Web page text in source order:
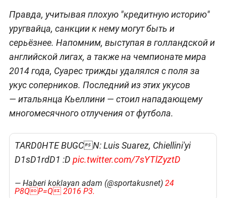
Правда, учитывая плохую "кредитную историю"
уругвайца, санкции к нему могут быть и
серьёзнее. Напомним, выступая в голландской и
английской лигах, а также на чемпионате мира
2014 года, Суарес трижды удалялся с поля за
укус соперников. Последний из этих укусов
— итальянца Кьеллини — стоил нападающему
многомесячного отлучения от футбола.
TARD0HTE BUGCN: Luis Suarez, Chiellini'yi
D1sD1rdD1 :D pic.twitter.com/7sYTlZyztD
— Haberi koklayan adam (@sportakusnet) 24
P8QP=Q 2016 P3.